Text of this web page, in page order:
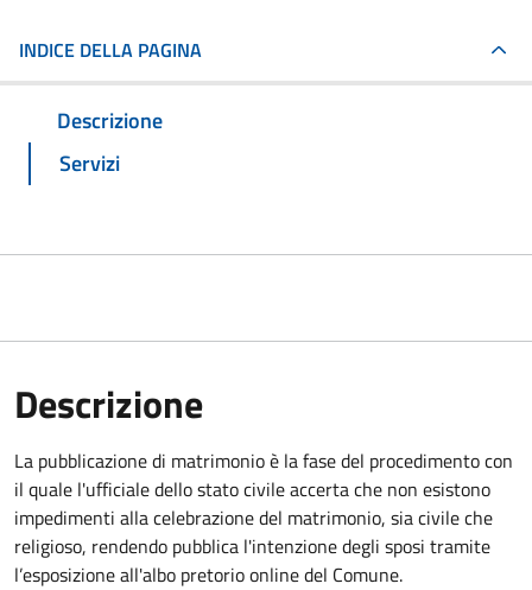
INDICE DELLA PAGINA
Descrizione
Servizi
Descrizione
La pubblicazione di matrimonio è la fase del procedimento con
il quale l'ufficiale dello stato civile accerta che non esistono
impedimenti alla celebrazione del matrimonio, sia civile che
religioso, rendendo pubblica l'intenzione degli sposi tramite
l’esposizione all'albo pretorio online del Comune.